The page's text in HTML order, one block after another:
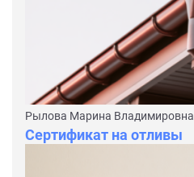
Рылова Марина Владимировна
Сертификат на отливы